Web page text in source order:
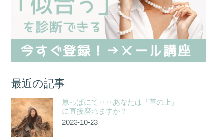
最近の記事
原っぱにて‥‥あなたは「草の上」
に直接座れますか？
2023-10-23